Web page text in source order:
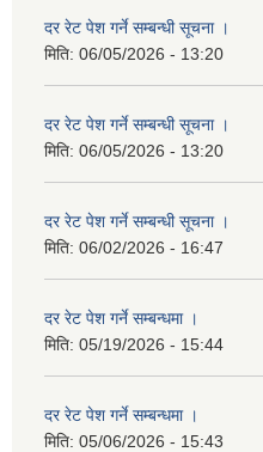
दर रेट पेश गर्ने सम्बन्धी सूचना ।
मिति: 06/05/2026 - 13:20
दर रेट पेश गर्ने सम्बन्धी सूचना ।
मिति: 06/05/2026 - 13:20
दर रेट पेश गर्ने सम्बन्धी सूचना ।
मिति: 06/02/2026 - 16:47
दर रेट पेश गर्ने सम्बन्धमा ।
मिति: 05/19/2026 - 15:44
दर रेट पेश गर्ने सम्बन्धमा ।
मिति: 05/06/2026 - 15:43